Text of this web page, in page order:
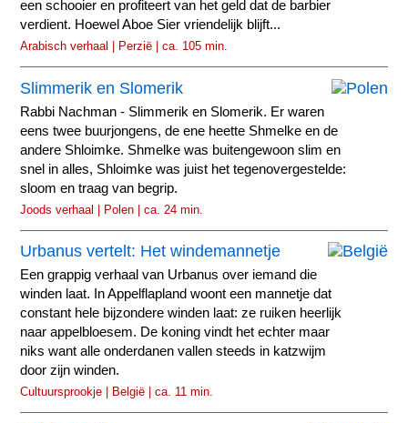
een schooier en profiteert van het geld dat de barbier
verdient. Hoewel Aboe Sier vriendelijk blijft...
Arabisch verhaal | Perzië | ca. 105 min.
Slimmerik en Slomerik
Rabbi Nachman - Slimmerik en Slomerik. Er waren
eens twee buurjongens, de ene heette Shmelke en de
andere Shloimke. Shmelke was buitengewoon slim en
snel in alles, Shloimke was juist het tegenovergestelde:
sloom en traag van begrip.
Joods verhaal | Polen | ca. 24 min.
Urbanus vertelt: Het windemannetje
Een grappig verhaal van Urbanus over iemand die
winden laat. In Appelflapland woont een mannetje dat
constant hele bijzondere winden laat: ze ruiken heerlijk
naar appelbloesem. De koning vindt het echter maar
niks want alle onderdanen vallen steeds in katzwijm
door zijn winden.
Cultuursprookje | België | ca. 11 min.